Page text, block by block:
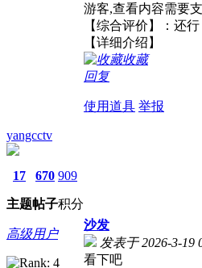
游客,查看内容需要
【综合评
【详细介绍】
收藏
回复
使用道具 举报
yangcctv
17
主题
670
帖子
909
积分
高级用户
沙发
发表于 2026-3-19
看下吧